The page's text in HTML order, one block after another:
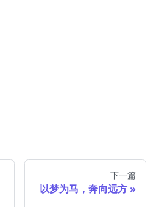
下一篇
以梦为马，奔向远方